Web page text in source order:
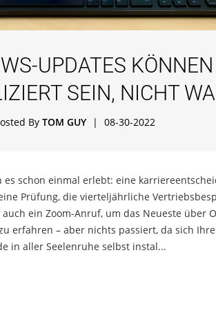
UPDATES KÖNNEN
SEIN, NICHT
By TOM GUY | 08-30-2022
es schon einmal erlebt: eine
Prüfung, die vierteljährliche
ein Zoom-Anruf, um das Neueste über
erfahren – aber nichts passiert, da sich
in aller Seelenruhe selbst instal...